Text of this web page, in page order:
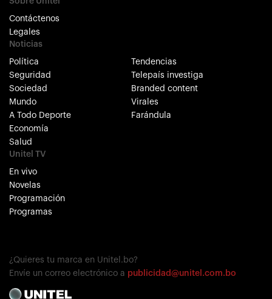
Contáctenos
Legales
Noticias
Política
Seguridad
Sociedad
Mundo
A Todo Deporte
Economía
Salud
Tendencias
Telepaís investiga
Branded content
Virales
Farándula
Unitel TV
En vivo
Novelas
Programación
Programas
¿Quieres tu marca en Unitel.bo?
Envíe un correo electrónico a publicidad@unitel.com.bo